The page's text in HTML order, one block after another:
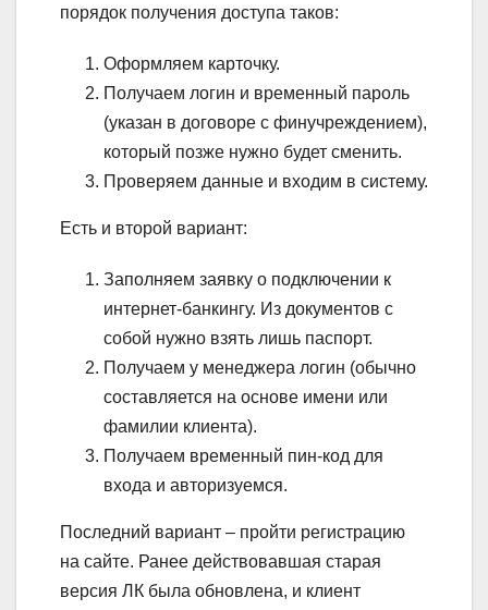
порядок получения доступа таков:
Оформляем карточку.
Получаем логин и временный пароль
(указан в договоре с финучреждением),
который позже нужно будет сменить.
Проверяем данные и входим в систему.
Есть и второй вариант:
Заполняем заявку о подключении к
интернет-банкингу. Из документов с
собой нужно взять лишь паспорт.
Получаем у менеджера логин (обычно
составляется на основе имени или
фамилии клиента).
Получаем временный пин-код для
входа и авторизуемся.
Последний вариант – пройти регистрацию
на сайте. Ранее действовавшая старая
версия ЛК была обновлена, и клиент